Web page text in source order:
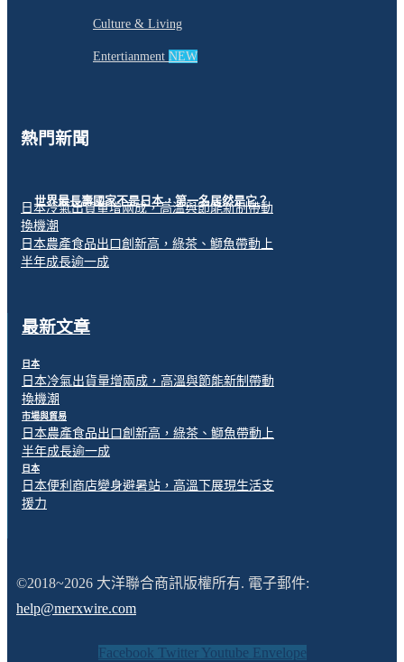
Culture & Living
Entertianment NEW
熱門新聞
世界最長壽國家不是日本，第一名居然是它？
日本冷氣出貨量增兩成，高溫與節能新制帶動
換機潮
日本農產食品出口創新高，綠茶、鰤魚帶動上
半年成長逾一成
最新文章
日本
日本冷氣出貨量增兩成，高溫與節能新制帶動
換機潮
市場與貿易
日本農產食品出口創新高，綠茶、鰤魚帶動上
半年成長逾一成
日本
日本便利商店變身避暑站，高溫下展現生活支
援力
©2018~2026 大洋聯合商訊版權所有. 電子郵件:
help@merxwire.com
Facebook Twitter Youtube Envelope